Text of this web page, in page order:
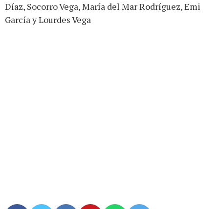
Díaz, Socorro Vega, María del Mar Rodríguez, Emi
García y Lourdes Vega